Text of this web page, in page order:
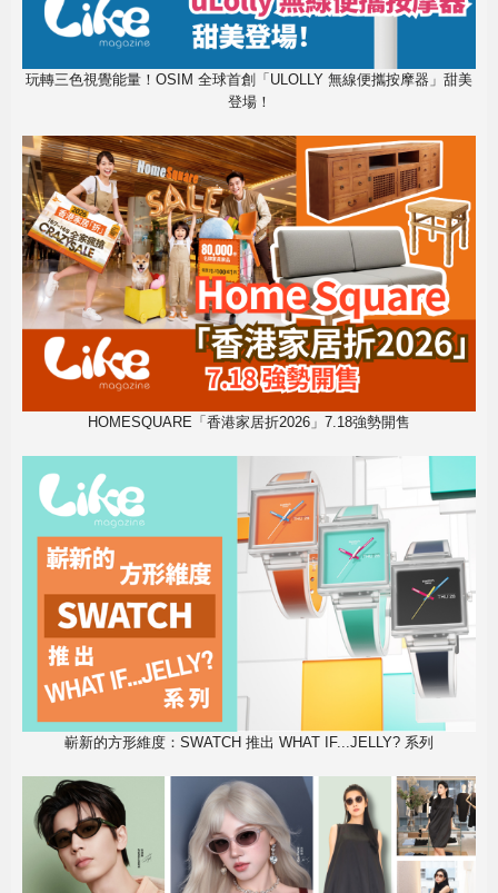
玩轉三色視覺能量！OSIM 全球首創「ULOLLY 無線便攜按摩器」甜美
登場！
HOMESQUARE「香港家居折2026」7.18強勢開售
嶄新的方形維度：SWATCH 推出 WHAT IF...JELLY? 系列